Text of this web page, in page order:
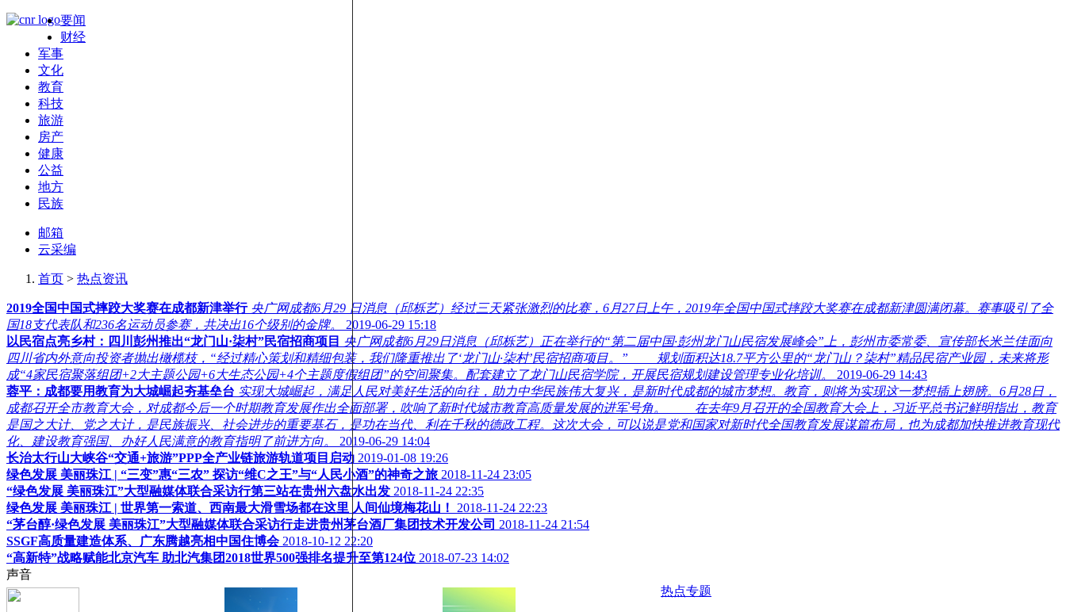
要闻
财经
军事
文化
教育
科技
旅游
房产
健康
公益
地方
民族
邮箱
云采编
首页 > 热点资讯
2019全国中国式摔跤大奖赛在成都新津举行 央广网成都6月29 日消息（邱栎艺）经过三天紧张激烈的比赛，6月27日上午，2019年全国中国式摔跤大奖赛在成都新津圆满闭幕。赛事吸引了全
国18支代表队和236名运动员参赛，共决出16个级别的金牌。
2019-06-29 15:18
以民宿点亮乡村：四川彭州推出“龙门山·柒村”民宿招商项目 央广网成都6月29日消息（邱栎艺）正在举行的“第二届中国·彭州龙门山民宿发展峰会”上，彭州市委常委、宣传部长米兰佳面向
四川省内外意向投资者抛出橄榄枝，“经过精心策划和精细包装，我们隆重推出了‘龙门山·柒村’民宿招商项目。” 规划面积达18.7平方公里的“龙门山？柒村”精品民宿产业园，未来将形
成“4家民宿聚落组团+2大主题公园+6大生态公园+4个主题度假组团”的空间聚集。配套建立了龙门山民宿学院，开展民宿规划建设管理专业化培训。
2019-06-29 14:43
蓉平：成都要用教育为大城崛起夯基垒台 实现大城崛起，满足人民对美好生活的向往，助力中华民族伟大复兴，是新时代成都的城市梦想。教育，则将为实现这一梦想插上翅膀。6月28日，
成都召开全市教育大会，对成都今后一个时期教育发展作出全面部署，吹响了新时代城市教育高质量发展的进军号角。 在去年9月召开的全国教育大会上，习近平总书记鲜明指出，教育
是国之大计、党之大计，是民族振兴、社会进步的重要基石，是功在当代、利在千秋的德政工程。这次大会，可以说是党和国家对新时代全国教育发展谋篇布局，也为成都加快推进教育现代
化、建设教育强国、办好人民满意的教育指明了前进方向。
2019-06-29 14:04
长治太行山大峡谷“交通+旅游”PPP全产业链旅游轨道项目启动 2019-01-08 19:26
绿色发展 美丽珠江 | “三变”惠“三农” 探访“维C之王”与“人民小酒”的神奇之旅 2018-11-24 23:05
“绿色发展 美丽珠江”大型融媒体联合采访行第三站在贵州六盘水出发 2018-11-24 22:35
绿色发展 美丽珠江 | 世界第一索道、西南最大滑雪场都在这里 人间仙境梅花山！
2018-11-24 22:23
“茅台醇·绿色发展 美丽珠江”大型融媒体联合采访行走进贵州茅台酒厂集团技术开发公司 2018-11-24 21:54
SSGF高质量建造体系、广东腾越亮相中国住博会 2018-10-12 22:20
“高新特”战略赋能北京汽车 助北汽集团2018世界500强排名提升至第124位 2018-07-23 14:02
声音
热点专题